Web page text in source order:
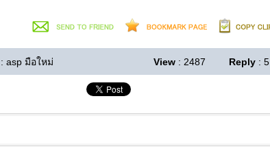
: asp มือใหม่ View : 2487 Reply : 5